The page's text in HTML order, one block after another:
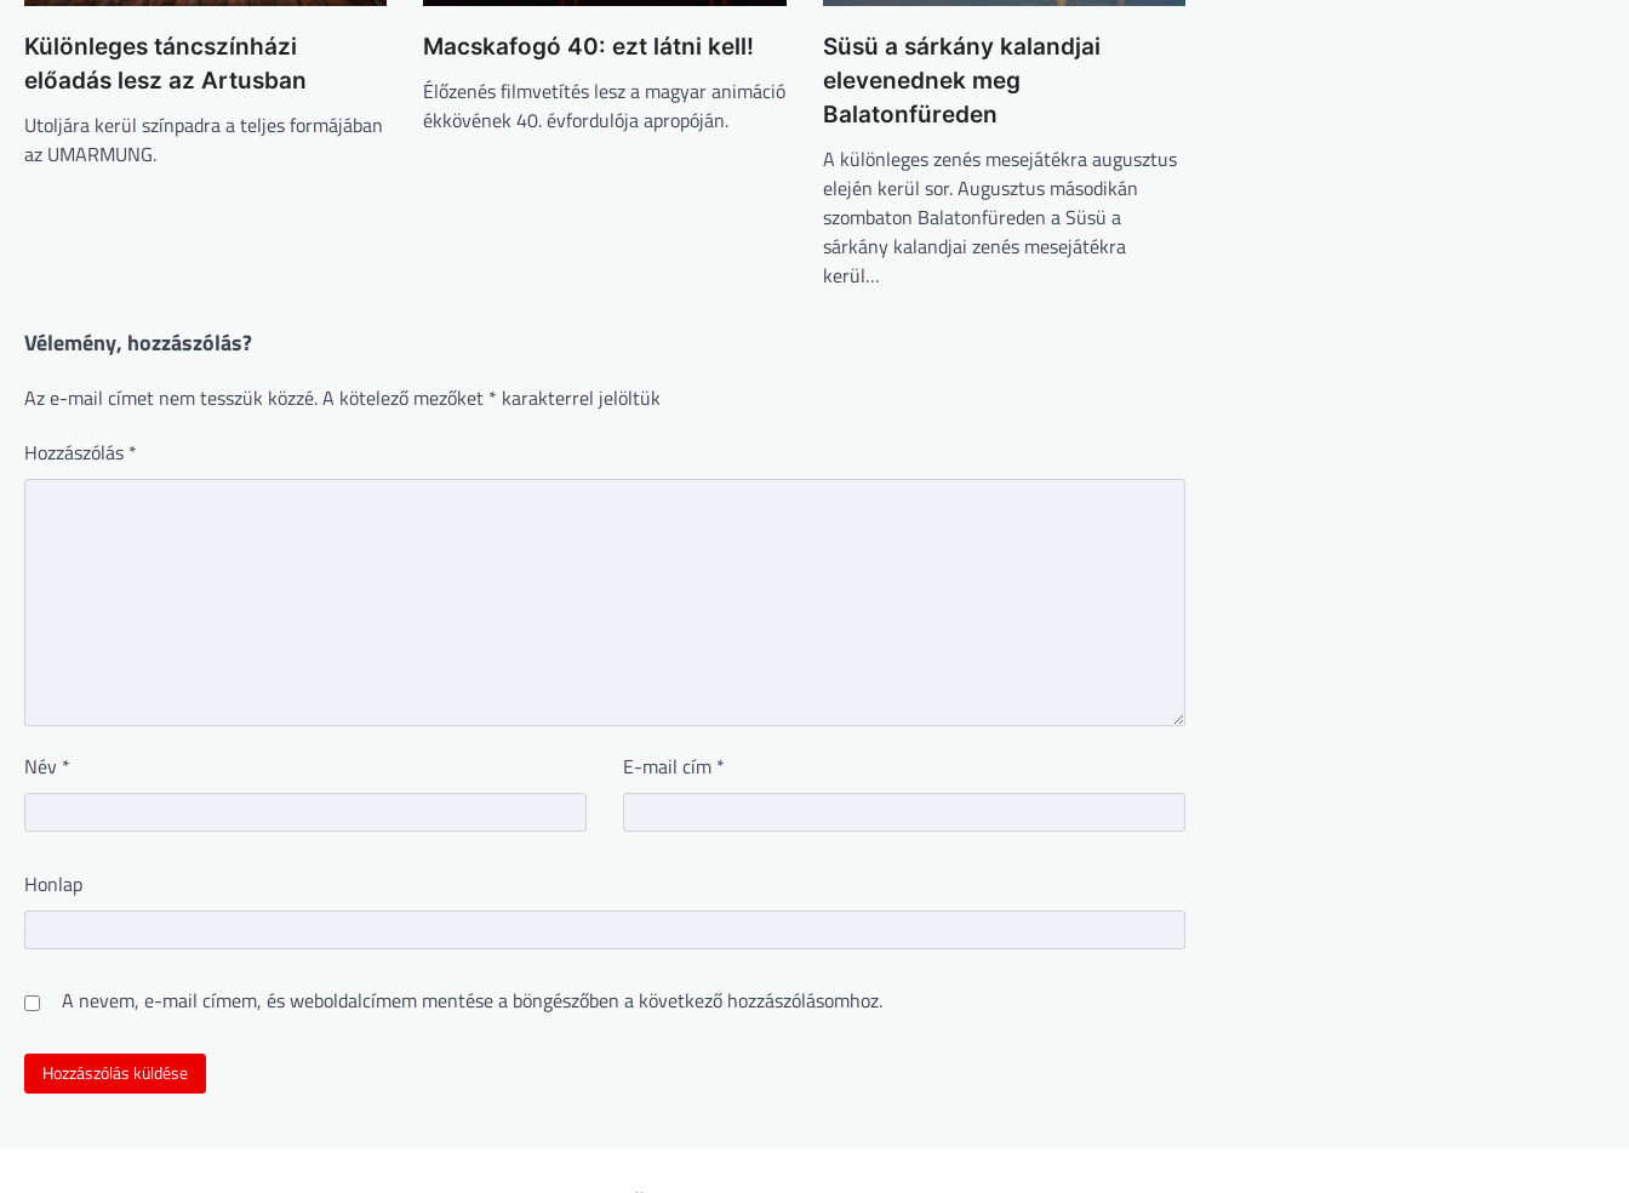
Különleges táncszínházi
előadás lesz az Artusban
Utoljára kerül színpadra a teljes formájában
az UMARMUNG.
Macskafogó 40: ezt látni kell!
Élőzenés filmvetítés lesz a magyar animáció
ékkövének 40. évfordulója apropóján.
Süsü a sárkány kalandjai
elevenednek meg
Balatonfüreden
A különleges zenés mesejátékra augusztus
elején kerül sor. Augusztus másodikán
szombaton Balatonfüreden a Süsü a
sárkány kalandjai zenés mesejátékra
kerül…
Vélemény, hozzászólás?
Az e-mail címet nem tesszük közzé.A kötelező mezőket * karakterrel jelöltük
Hozzászólás *
Név * E-mail cím *
Honlap
A nevem, e-mail címem, és weboldalcímem mentése a böngészőben a következő hozzászólásomhoz.